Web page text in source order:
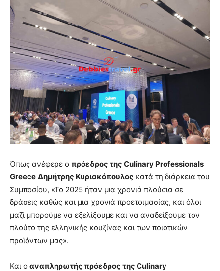
Όπως ανέφερε ο πρόεδρος της Culinary Professionals
Greece Δημήτρης Κυριακόπουλος κατά τη διάρκεια του
Συμποσίου, «Το 2025 ήταν μια χρονιά πλούσια σε
δράσεις καθώς και μια χρονιά προετοιμασίας, και όλοι
μαζί μπορούμε να εξελίξουμε και να αναδείξουμε τον
πλούτο της ελληνικής κουζίνας και των ποιοτικών
προϊόντων μας».
Και ο αναπληρωτής πρόεδρος της Culinary